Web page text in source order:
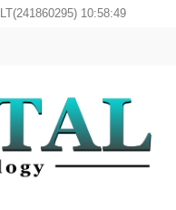
10:58:49